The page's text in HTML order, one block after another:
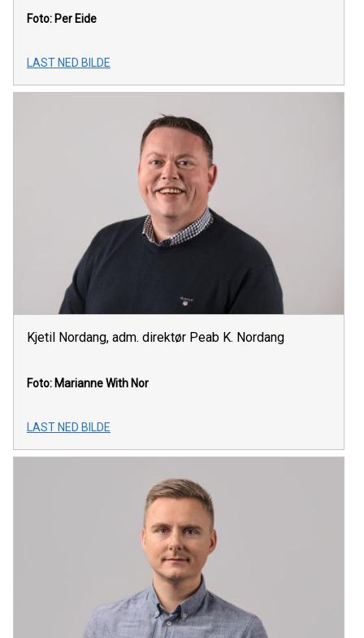
Foto: Per Eide
LAST NED BILDE
Kjetil Nordang, adm. direktør Peab K. Nordang
Foto: Marianne With Nor
LAST NED BILDE